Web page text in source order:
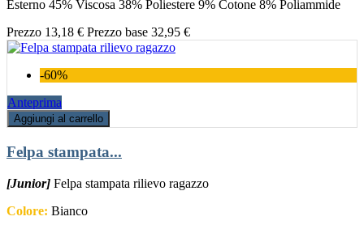
Esterno 45% Viscosa 38% Poliestere 9% Cotone 8% Poliammide
Prezzo 13,18 € Prezzo base 32,95 €
-60%
Anteprima
Aggiungi al carrello
Felpa stampata...
[Junior] Felpa stampata rilievo ragazzo
Colore: Bianco